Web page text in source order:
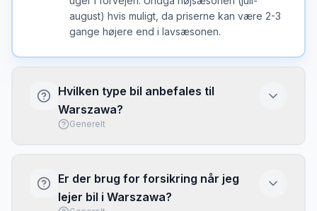
august) hvis muligt, da priserne kan være 2-3
gange højere end i lavsæsonen.
Hvilken type bil anbefales til
Warszawa?
Generelt
Vælg større bil kun hvis du har meget bagage
eller mange passagerer.
Er der brug for forsikring når jeg
lejer bil i Warszawa?